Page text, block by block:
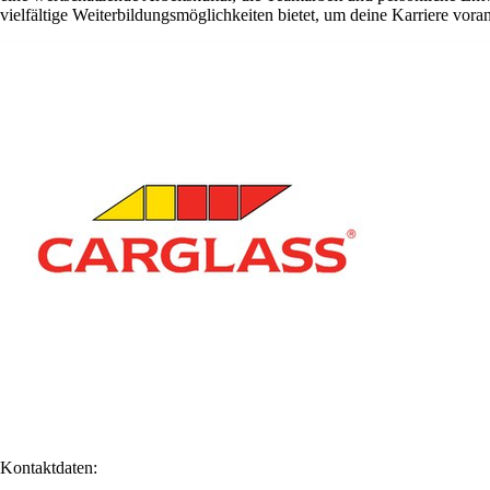
vielfältige Weiterbildungsmöglichkeiten bietet, um deine Karriere
Kontaktdaten: